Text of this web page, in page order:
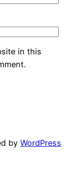
in this
by WordPress